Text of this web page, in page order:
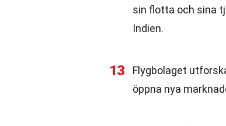
sin flotta och sina
Indien.
13
Flygbolaget
öppna nya